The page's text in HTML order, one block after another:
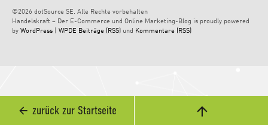
©2026 dotSource SE. Alle Rechte vorbehalten
Handelskraft – Der E-Commerce und Online Marketing-Blog is proudly powered
by WordPress WPDE Beiträge (RSS) und Kommentare (RSS)
zurück zur Startseite